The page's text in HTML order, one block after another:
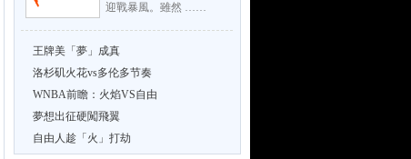
迎戰暴風。雖然 ……
王牌美「夢」成真
洛杉矶火花vs多伦多节奏
WNBA前瞻：火焰VS自由
夢想出征硬闖飛翼
自由人趁「火」打劫